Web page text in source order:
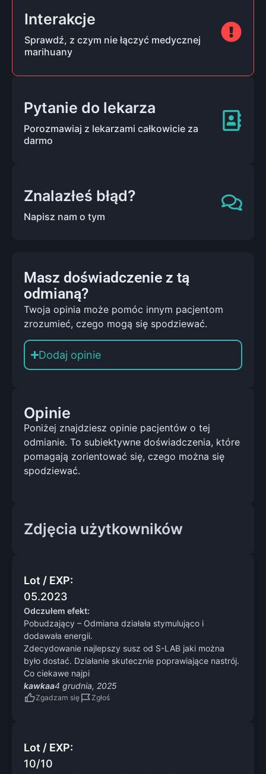
Masz doświadczenie z tą
odmianą?
Twoja opinia może pomóc innym pacjentom
zrozumieć, czego mogą się spodziewać.
Dodaj opinie
Opinie
Poniżej znajdziesz opinie pacjentów o tej
odmianie. To subiektywne doświadczenia, które
pomagają zorientować się, czego można się
spodziewać.
Zdjęcia użytkowników
Lot / EXP:
05.2023
Odczułem efekt:
Pobudzający – Odmiana działała stymulująco i
dodawała energii.
Zdecydowanie najlepszy susz od S-LAB jaki można
było dostać. Działanie skutecznie poprawiające nastrój.
Co ciekawe najpi
kawkaa4 grudnia, 2025
Zgadzam się Zgłoś
Lot / EXP:
10/10
Interakcje
Sprawdź, z czym nie łączyć medycznej
marihuany
Pytanie do lekarza
Porozmawiaj z lekarzami całkowicie za
darmo
Znalazłeś błąd?
Napisz nam o tym